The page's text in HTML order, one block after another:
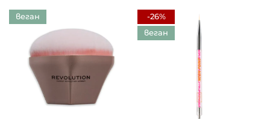
веган
-26%
веган